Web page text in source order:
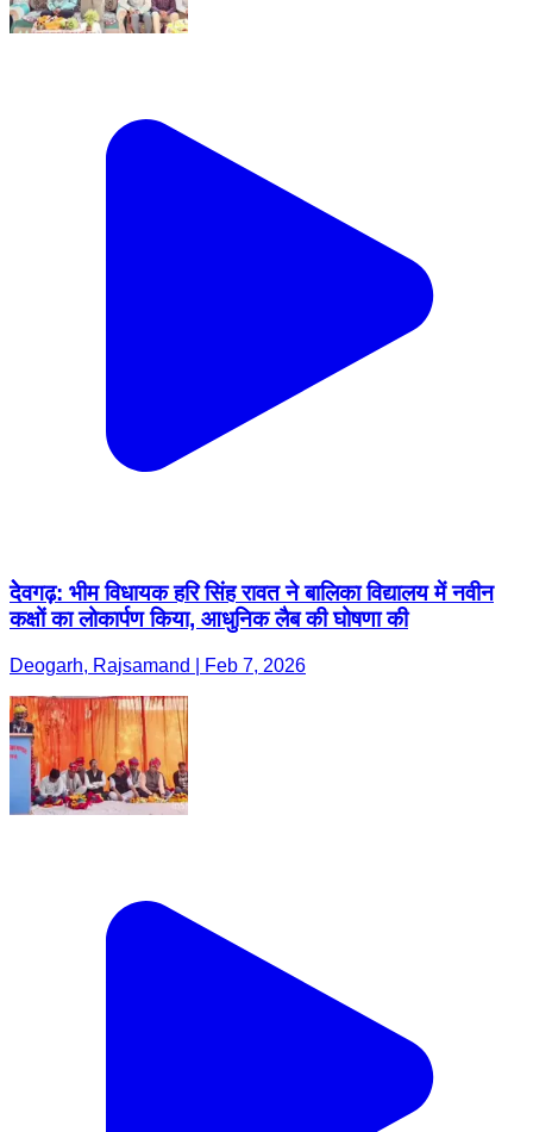
देेवगढ़: भीम विधायक हरि सिंह रावत ने बालिका विद्यालय में नवीन
कक्षों का लोकार्पण किया, आधुनिक लैब की घोषणा की
Deogarh, Rajsamand | Feb 7, 2026